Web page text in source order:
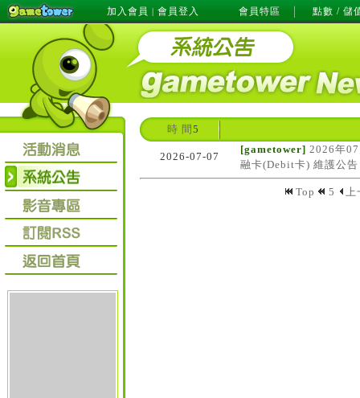
加入會員 | 會員登入 會員特區 點數 / 儲
時 間 5
2026-07-07
[gametower] 2026年
融卡(Debit卡) 維護公告
Top 5 上